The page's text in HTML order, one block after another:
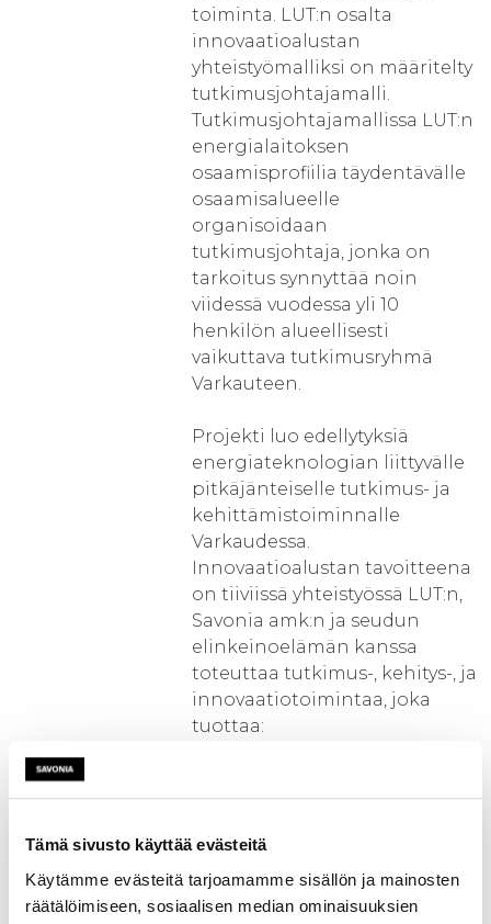
Tämä sivusto käyttää evästeitä
Käytämme evästeitä tarjoamamme sisällön ja mainosten
räätälöimiseen, sosiaalisen median ominaisuuksien
toiminta. LUT:n osalta
innovaatioalustan
yhteistyömalliksi on määritelty
tutkimusjohtajamalli.
Tutkimusjohtajamallissa LUT:n
energialaitoksen
osaamisprofiilia täydentävälle
osaamisalueelle
organisoidaan
tutkimusjohtaja, jonka on
tarkoitus synnyttää noin
viidessä vuodessa yli 10
henkilön alueellisesti
vaikuttava tutkimusryhmä
Varkauteen.
Projekti luo edellytyksiä
energiateknologian liittyvälle
pitkäjänteiselle tutkimus- ja
kehittämistoiminnalle
Varkaudessa.
Innovaatioalustan tavoitteena
on tiiviissä yhteistyössä LUT:n,
Savonia amk:n ja seudun
elinkeinoelämän kanssa
toteuttaa tutkimus-, kehitys-, ja
innovaatiotoimintaa, joka
tuottaa:
virikkeitä seudun
- Mahdollistaa yritysten entistä
tiiviimmän kytkeytymisen
tutkimustoimintaan ja sen